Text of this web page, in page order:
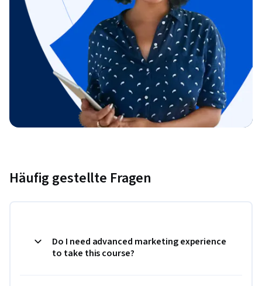
Häufig gestellte Fragen
Do I need advanced marketing experience
to take this course?